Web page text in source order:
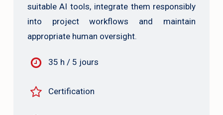
suitable AI tools, integrate them responsibly
into project workflows and maintain
appropriate human oversight.
35 h / 5 jours
Certification